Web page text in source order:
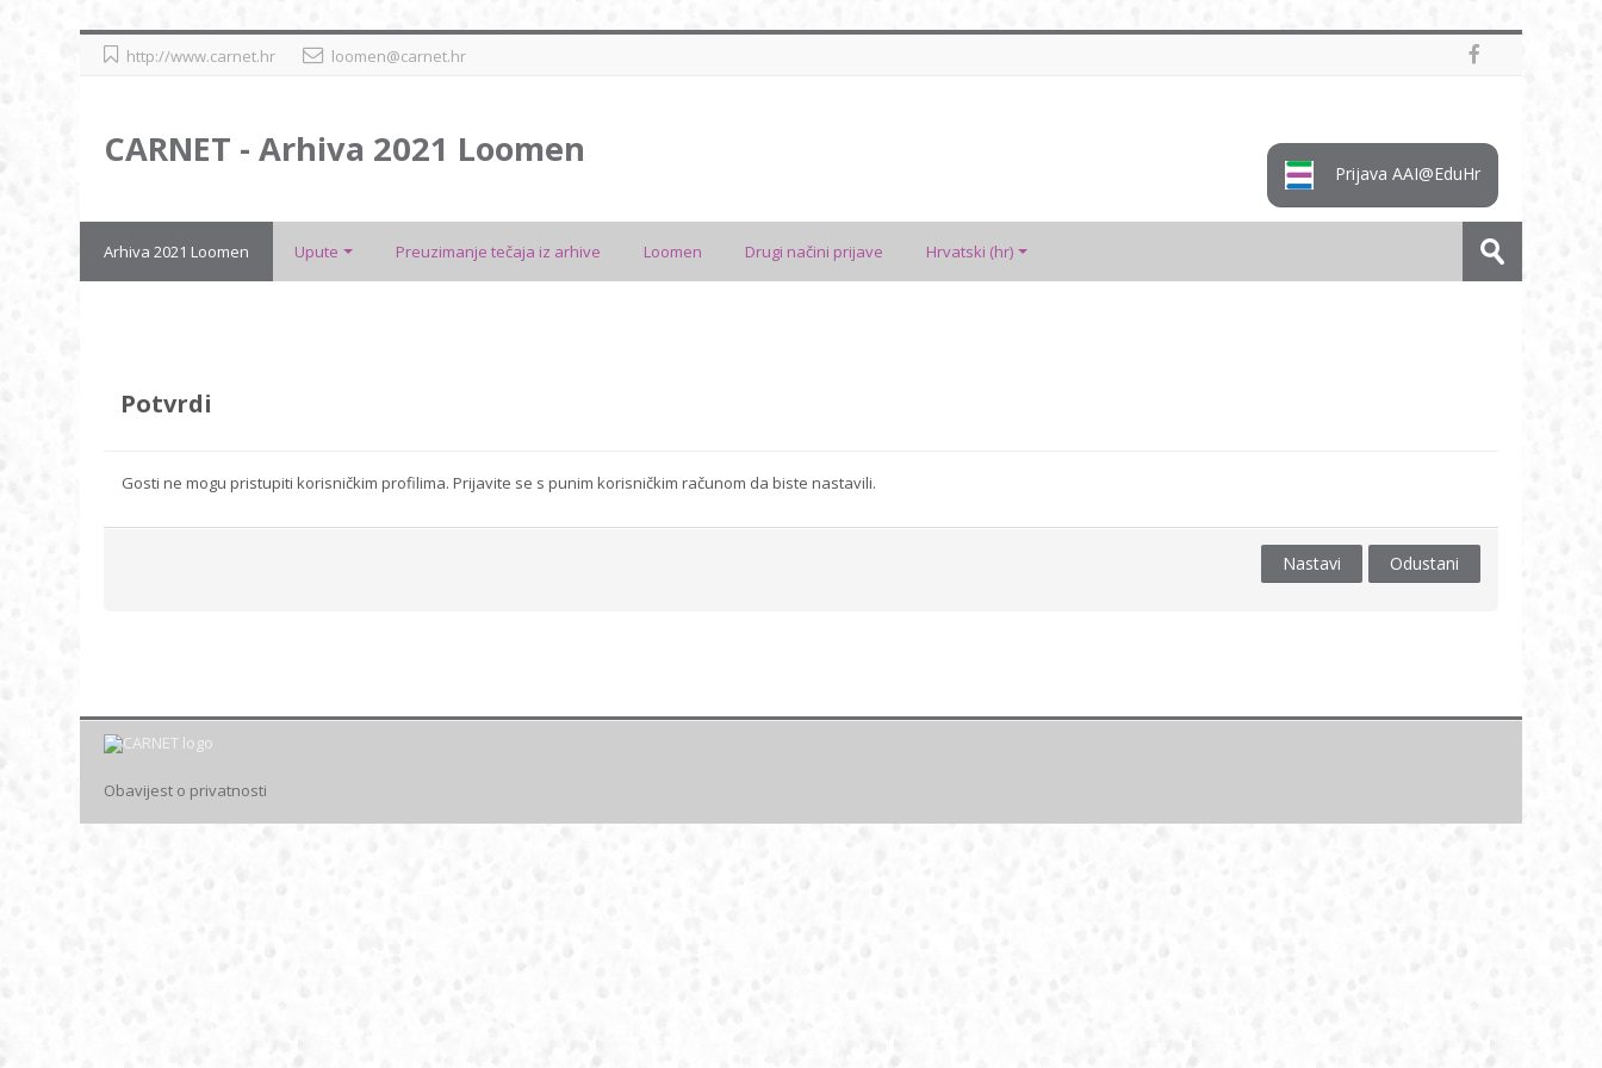
http://www.carnet.hr loomen@carnet.hr
CARNET - Arhiva 2021 Loomen
Prijava AAI@EduHr
Arhiva 2021 Loomen Upute Preuzimanje tečaja iz arhive Loomen Drugi načini prijave Hrvatski ‎(hr)‎
kolegije
Predaj
Potvrdi
Gosti ne mogu pristupiti korisničkim profilima. Prijavite se s punim korisničkim računom da biste nastavili.
Nastavi Odustani
Obavijest o privatnosti